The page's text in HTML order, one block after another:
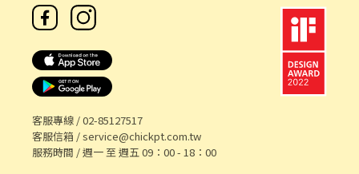
客服專線 /02-85127517
客服信箱 /service@chickpt.com.tw
服務時間 / 週一 至 週五 09：00 - 18：00